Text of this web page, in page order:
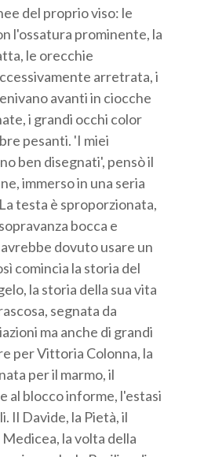
del proprio viso: le
l'ossatura prominente, la
le orecchie
arretrata, i
avanti in ciocche
i grandi occhi color
pesanti. 'I miei
ben disegnati', pensò il
immerso in una seria
testa è sproporzionata,
bocca e
dovuto usare un
comincia la storia del
la storia della sua vita
segnata da
ma anche di grandi
per Vittoria Colonna, la
per il marmo, il
al blocco informe, l'estasi
Il Davide, la Pietà, il
la volta della